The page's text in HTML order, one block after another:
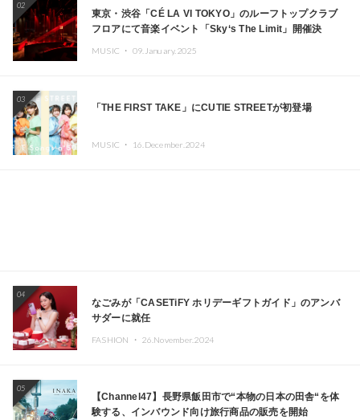
02
東京・渋谷「CÉ LA VI TOKYO」のルーフトップクラブ
フロアにて音楽イベント「Sky‘s The Limit」開催決
Kza（FORCE OF NATURE）ら日本を代表するDJ・クリ
MUSIC ・ 09.January.2025
03
「THE FIRST TAKE」にCUTIE STREETが初登場
MUSIC ・ 16.December.2024
04
なごみが「CASETiFY ホリデーギフトガイド」のアンバ
サダーに就任
FASHION ・ 26.November.2024
05
【Channel47】長野県飯田市で“本物の日本の田舎“を体
験する、インバウンド向け旅行商品の販売を開始